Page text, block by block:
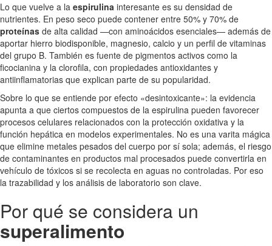
Lo que vuelve a la espirulina interesante es su densidad de
nutrientes. En peso seco puede contener entre 50% y 70% de
proteínas de alta calidad —con aminoácidos esenciales— además de
aportar hierro biodisponible, magnesio, calcio y un perfil de vitaminas
del grupo B. También es fuente de pigmentos activos como la
ficocianina y la clorofila, con propiedades antioxidantes y
antiinflamatorias que explican parte de su popularidad.
Sobre lo que se entiende por efecto «desintoxicante»: la evidencia
apunta a que ciertos compuestos de la espirulina pueden favorecer
procesos celulares relacionados con la protección oxidativa y la
función hepática en modelos experimentales. No es una varita mágica
que elimine metales pesados del cuerpo por sí sola; además, el riesgo
de contaminantes en productos mal procesados puede convertirla en
vehículo de tóxicos si se recolecta en aguas no controladas. Por eso
la trazabilidad y los análisis de laboratorio son clave.
Por qué se considera un
superalimento